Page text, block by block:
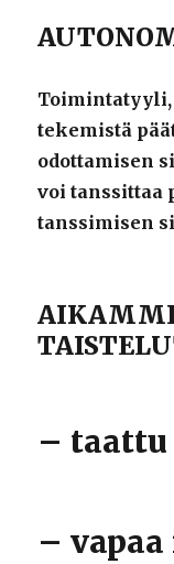
Toimintatyyli,
tekemistä
odottamisen
voi tanssittaa
tanssimisen
–
–